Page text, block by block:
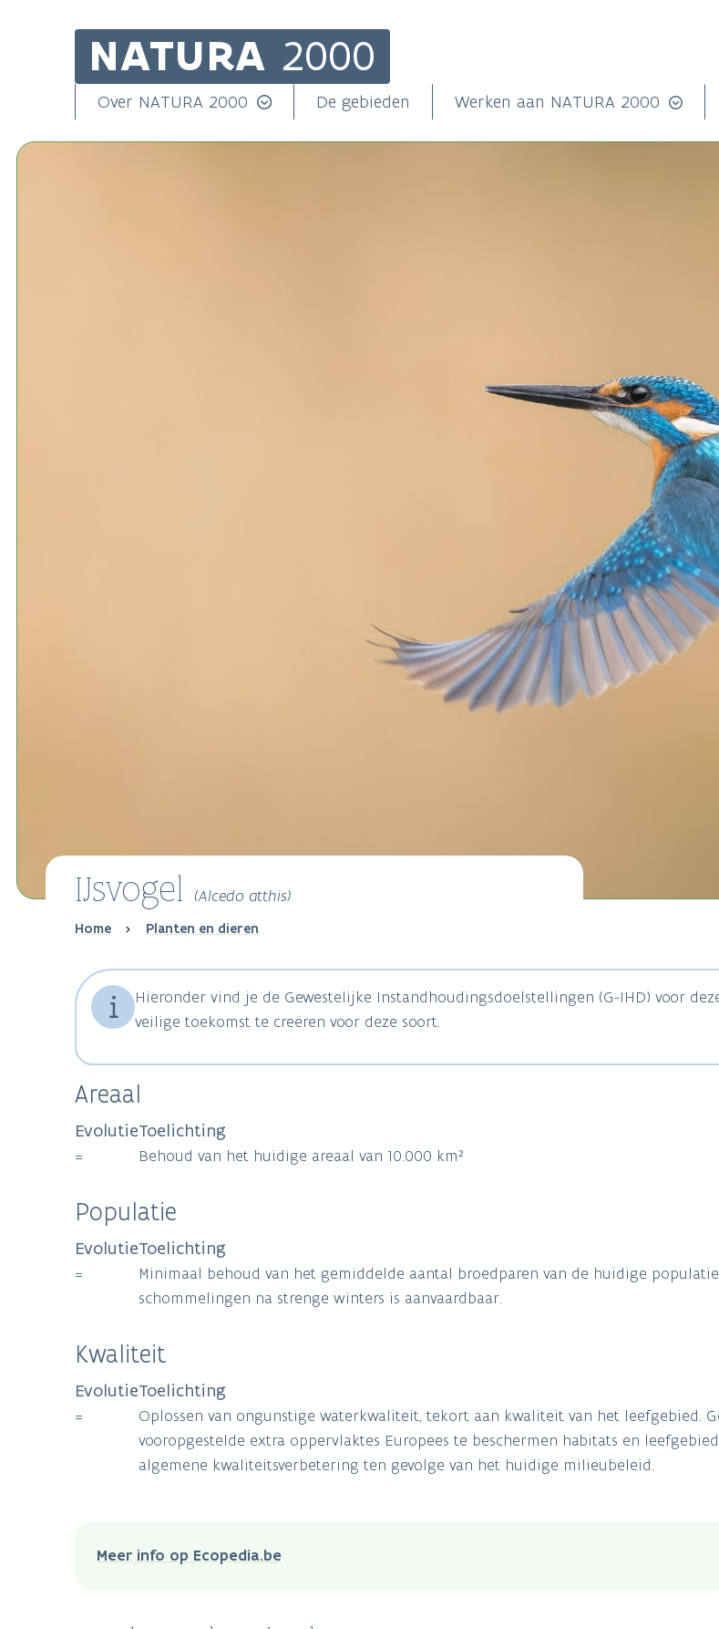
NATURA 2000
Main
navigation
Over NATURA 2000 De gebieden Werken aan NATURA 2000
IJsvogel (Alcedo atthis)
Breadcrumb
Home Planten en dieren
Hieronder vind je de Gewestelijke Instandhoudingsdoelstellingen (G-IHD) voor
veilige toekomst te creëren voor deze soort.
Areaal
Evolutie
=
Toelichting
Behoud van het huidige areaal van 10.000 km²
Populatie
Evolutie
=
Toelichting
Minimaal behoud van het gemiddelde aantal broedparen van de huidige
schommelingen na strenge winters is aanvaardbaar.
Kwaliteit
Evolutie
=
Toelichting
Oplossen van ongunstige waterkwaliteit, tekort aan kwaliteit van het leefgebied.
vooropgestelde extra oppervlaktes Europees te beschermen habitats en
algemene kwaliteitsverbetering ten gevolge van het huidige milieubeleid.
Meer info op Ecopedia.be